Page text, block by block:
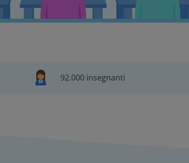
92.000 insegnanti